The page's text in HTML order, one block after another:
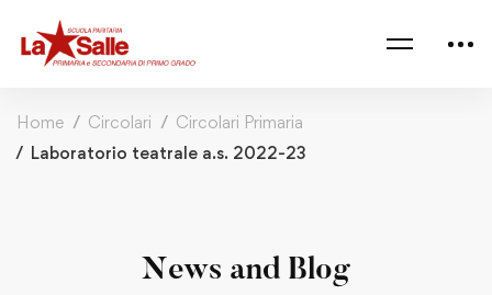
Home Circolari
Circolari Primaria
Laboratorio teatrale a.s. 2022-23
News and Blog